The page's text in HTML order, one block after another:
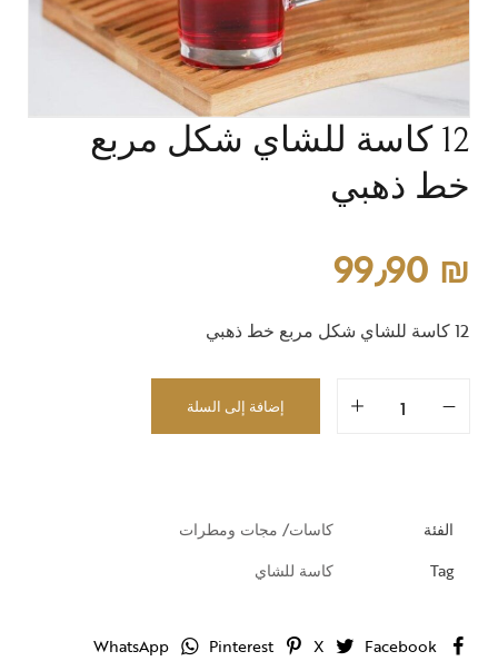
12 كاسة للشاي شكل مربع
خط ذهبي
99٫90 ₪
12 كاسة للشاي شكل مربع خط ذهبي
إضافة إلى السلة
الفئة
كاسات/ مجات ومطرات
Tag
كاسة للشاي
Facebook
X
Pinterest
WhatsApp